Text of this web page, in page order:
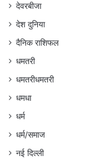
देवरबीजा
देश दुनिया
दैनिक राशिफल
धमतरी
धमतरीधमतरी
धमधा
धर्म
धर्म/समाज
नई दिल्ली